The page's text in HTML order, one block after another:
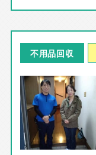
不用品回収